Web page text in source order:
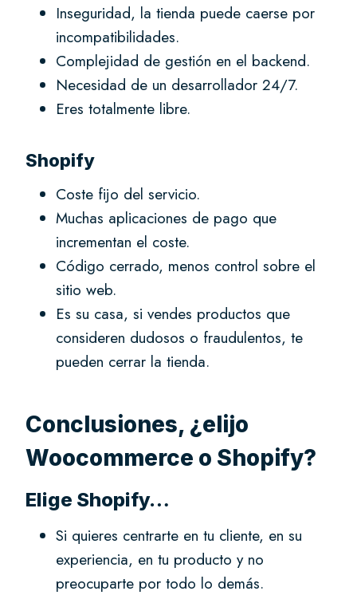
Inseguridad, la tienda puede caerse por
incompatibilidades.
Complejidad de gestión en el backend.
Necesidad de un desarrollador 24/7.
Eres totalmente libre.
Shopify
Coste fijo del servicio.
Muchas aplicaciones de pago que
incrementan el coste.
Código cerrado, menos control sobre el
sitio web.
Es su casa, si vendes productos que
consideren dudosos o fraudulentos, te
pueden cerrar la tienda.
Conclusiones, ¿elijo
Woocommerce o Shopify?
Elige Shopify…
Si quieres centrarte en tu cliente, en su
experiencia, en tu producto y no
preocuparte por todo lo demás.